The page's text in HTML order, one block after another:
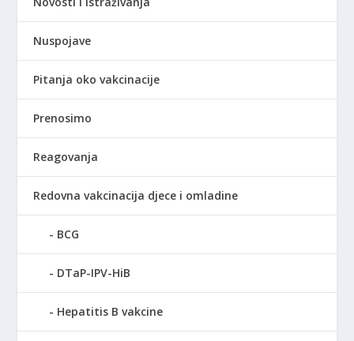
Nuspojave
Pitanja oko vakcinacije
Prenosimo
Reagovanja
Redovna vakcinacija djece i omladine
BCG
DTaP-IPV-HiB
Hepatitis B vakcine